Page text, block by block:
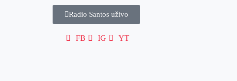
Radio Santos uživo
FB IG YT